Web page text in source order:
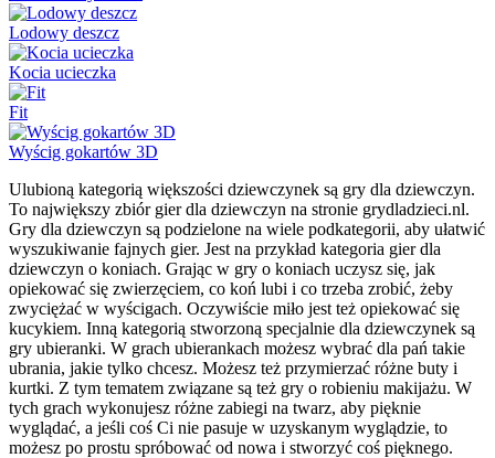
Lodowy deszcz
Kocia ucieczka
Fit
Wyścig gokartów 3D
Ulubioną kategorią większości dziewczynek są gry dla dziewczyn.
To największy zbiór gier dla dziewczyn na stronie grydladzieci.nl.
Gry dla dziewczyn są podzielone na wiele podkategorii, aby ułatwić
wyszukiwanie fajnych gier. Jest na przykład kategoria gier dla
dziewczyn o koniach. Grając w gry o koniach uczysz się, jak
opiekować się zwierzęciem, co koń lubi i co trzeba zrobić, żeby
zwyciężać w wyścigach. Oczywiście miło jest też opiekować się
kucykiem. Inną kategorią stworzoną specjalnie dla dziewczynek są
gry ubieranki. W grach ubierankach możesz wybrać dla pań takie
ubrania, jakie tylko chcesz. Możesz też przymierzać różne buty i
kurtki. Z tym tematem związane są też gry o robieniu makijażu. W
tych grach wykonujesz różne zabiegi na twarz, aby pięknie
wyglądać, a jeśli coś Ci nie pasuje w uzyskanym wyglądzie, to
możesz po prostu spróbować od nowa i stworzyć coś pięknego.